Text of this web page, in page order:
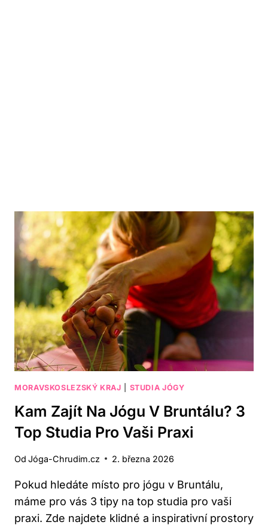
MORAVSKOSLEZSKÝ KRAJ STUDIA JÓGY
Kam Zajít Na Jógu V Bruntálu? 3
Top Studia Pro Vaši Praxi
Od Jóga-Chrudim.cz 2. března 2026
Pokud hledáte místo pro jógu v Bruntálu,
máme pro vás 3 tipy na top studia pro vaši
praxi. Zde najdete klidné a inspirativní prostory